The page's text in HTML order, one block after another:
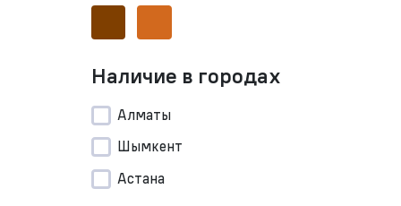
Наличие в городах
Алматы
Шымкент
Астана